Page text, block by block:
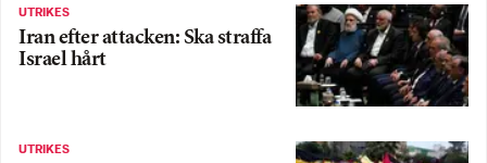
UTRIKES
Iran efter attacken: Ska straffa
Israel hårt
UTRIKES